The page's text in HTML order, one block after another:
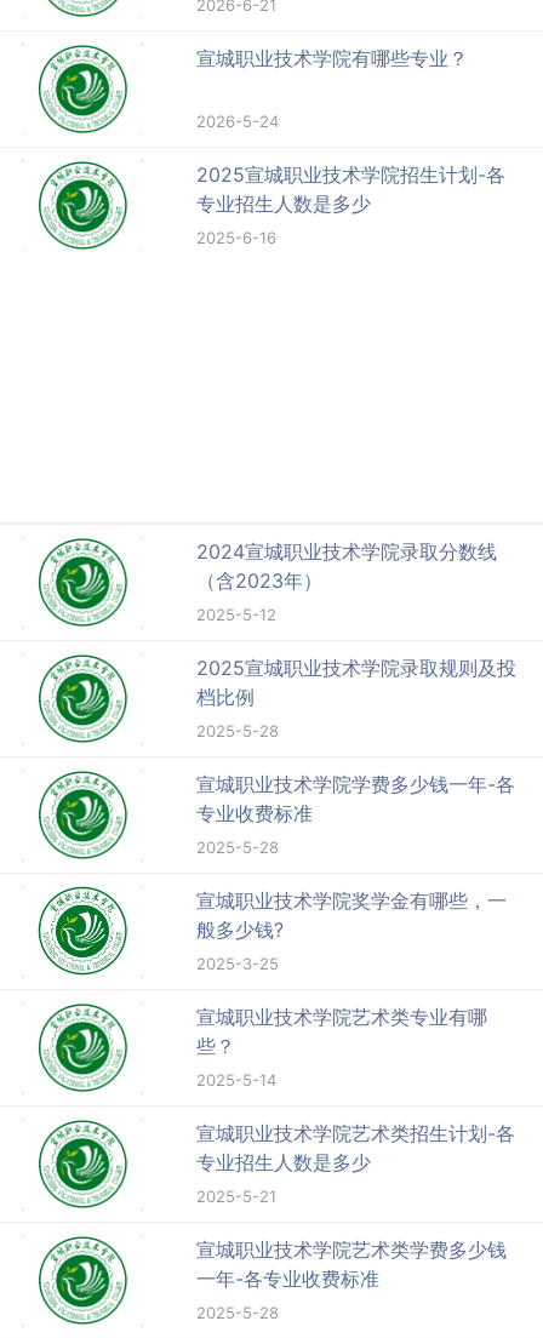
2026-6-21
宣城职业技术学院有哪些专业？
2026-5-24
2025宣城职业技术学院招生计划-各
专业招生人数是多少
2025-6-16
2024宣城职业技术学院录取分数线
（含2023年）
2025-5-12
2025宣城职业技术学院录取规则及投
档比例
2025-5-28
宣城职业技术学院学费多少钱一年-各
专业收费标准
2025-5-28
宣城职业技术学院奖学金有哪些，一
般多少钱?
2025-3-25
宣城职业技术学院艺术类专业有哪
些？
2025-5-14
宣城职业技术学院艺术类招生计划-各
专业招生人数是多少
2025-5-21
宣城职业技术学院艺术类学费多少钱
一年-各专业收费标准
2025-5-28